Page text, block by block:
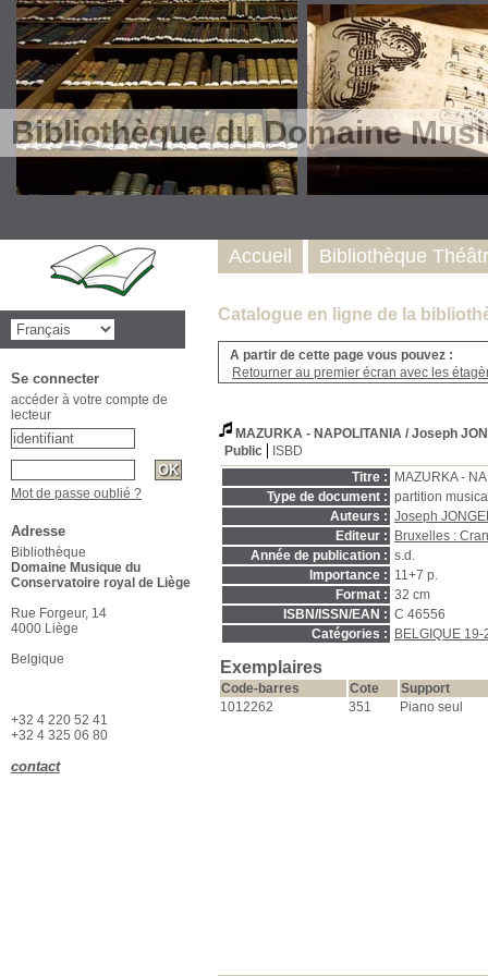
Bibliothèque du Domaine
Catalogue en ligne de la
A partir de cette page vous pouvez :
Retourner au premier écran avec les
MAZURKA - NAPOLITANIA / Joseph
Public
ISBD
Titre :
MAZURKA -
Type de document : partition
Auteurs : Joseph
Editeur :
Bruxelles :
Année de publication : s.d.
Importance : 11+7 p.
Format : 32 cm
ISBN/ISSN/EAN : C 46556
Catégories :
BELGIQUE 19-
Exemplaires
Code-barres Cote
Support
1012262
351 Piano seul
Accueil Bibliothèque
Se connecter
accéder à votre compte de
lecteur
Mot de passe oublié ?
Adresse
Bibliothèque
Domaine Musique du
Conservatoire royal de Liège
Rue Forgeur, 14
4000 Liège
Belgique
+32 4 220 52 41
+32 4 325 06 80
contact